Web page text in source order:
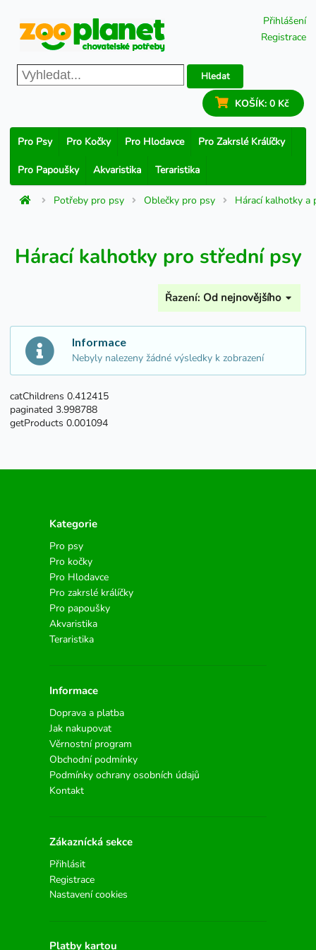
Přihlášení
Registrace
Hledat
KOŠÍK: 0 Kč
Pro Psy Pro Kočky Pro Hlodavce Pro Zakrslé Králíčky
Pro Papoušky Akvaristika Teraristika
Potřeby pro psy Oblečky pro psy Hárací kalhotky a
Hárací kalhotky pro střední psy
Řazení: Od nejnovějšího
Informace
Nebyly nalezeny žádné výsledky k zobrazení
catChildrens 0.412415
paginated 3.998788
getProducts 0.001094
Kategorie
Pro psy
Pro kočky
Pro Hlodavce
Pro zakrslé králíčky
Pro papoušky
Akvaristika
Teraristika
Informace
Doprava a platba
Jak nakupovat
Věrnostní program
Obchodní podmínky
Podmínky ochrany osobních údajů
Kontakt
Zákaznícká sekce
Přihlásit
Registrace
Nastavení cookies
Platby kartou